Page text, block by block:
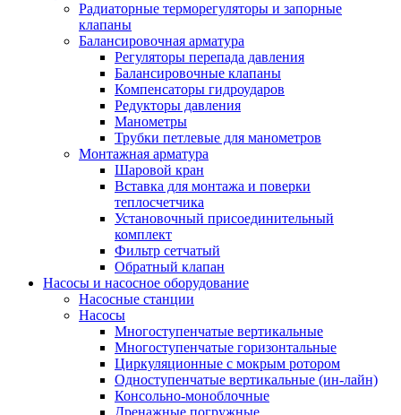
Радиаторные терморегуляторы и запорные
клапаны
Балансировочная арматура
Регуляторы перепада давления
Балансировочные клапаны
Компенсаторы гидроударов
Редукторы давления
Манометры
Трубки петлевые для манометров
Монтажная арматура
Шаровой кран
Вставка для монтажа и поверки
теплосчетчика
Установочный присоединительный
комплект
Фильтр сетчатый
Обратный клапан
Насосы и насосное оборудование
Насосные станции
Насосы
Многоступенчатые вертикальные
Многоступенчатые горизонтальные
Циркуляционные с мокрым ротором
Одноступенчатые вертикальные (ин-лайн)
Консольно-моноблочные
Дренажные погружные